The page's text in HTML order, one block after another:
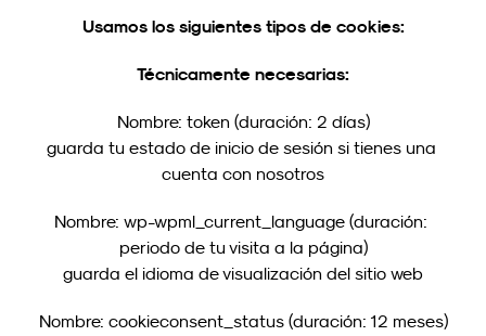
Usamos los siguientes tipos de cookies:
Técnicamente necesarias:
Nombre: token (duración: 2 días)
guarda tu estado de inicio de sesión si tienes una
cuenta con nosotros
Nombre: wp-wpml_current_language (duración:
periodo de tu visita a la página)
guarda el idioma de visualización del sitio web
Nombre: cookieconsent_status (duración: 12 meses)